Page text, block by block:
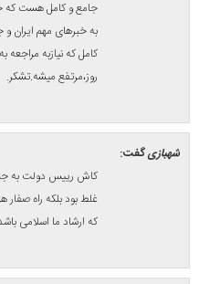
نمیدانم این آقایا ن از
انتقاد شما ره به کجا
اشتباه میکنند اقای
مملکت را دست
هم رهبر عزیزمان با
ماهم میپذیریم اگر به
گرسنه برزمین بگذارند
امده که با همه قهر
حتی دشمن خود
شماها را کوچک نمیکنه